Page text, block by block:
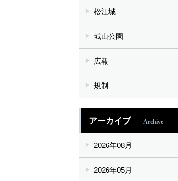
松江城
城山公園
広報
規制
アーカイブ Archive
2026年08月
2026年05月